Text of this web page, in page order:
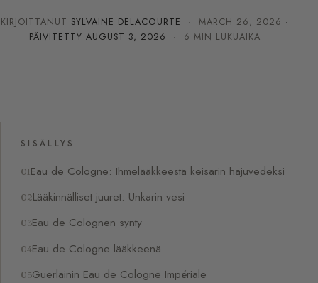
KIRJOITTANUT SYLVAINE DELACOURTE · MARCH 26, 2026 ·
PÄIVITETTY AUGUST 3, 2026 · 6 MIN LUKUAIKA
SISÄLLYS
Eau de Cologne: Ihmelääkkeestä keisarin hajuvedeksi
Lääkinnälliset juuret: Unkarin vesi
Eau de Colognen synty
Eau de Cologne lääkkeenä
Guerlainin Eau de Cologne Impériale